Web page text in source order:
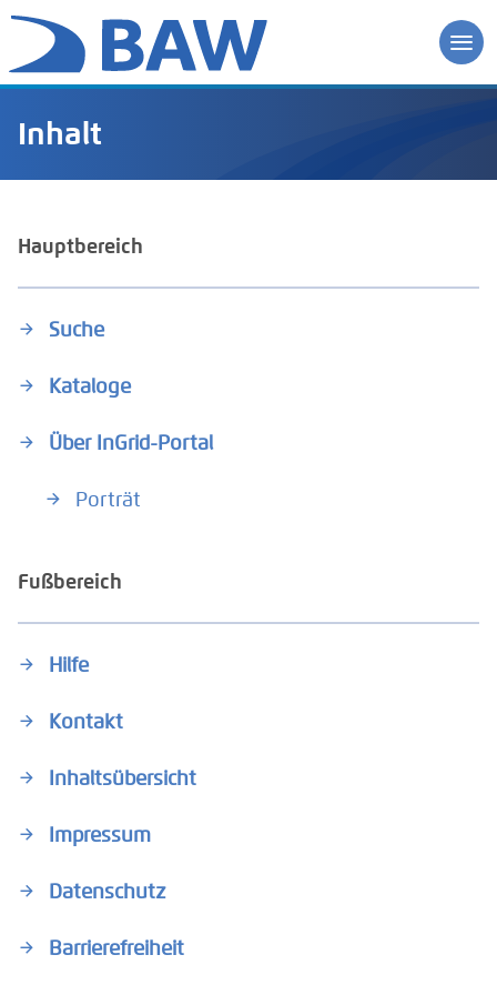
Inhalt
Hauptbereich
Suche
Kataloge
Über InGrid-Portal
Porträt
Fußbereich
Hilfe
Kontakt
Inhaltsübersicht
Impressum
Datenschutz
Barrierefreiheit